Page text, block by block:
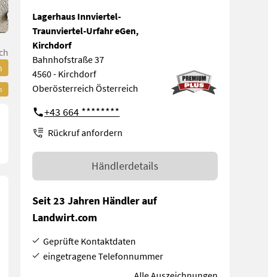
Lagerhaus Innviertel-
Traunviertel-Urfahr eGen,
Kirchdorf
Bahnhofstraße 37
4560 - Kirchdorf
Oberösterreich Österreich
+43 664 ********
Rückruf anfordern
Händlerdetails
Seit 23 Jahren Händler auf
Landwirt.com
Geprüfte Kontaktdaten
eingetragene Telefonnummer